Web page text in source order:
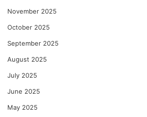
November 2025
October 2025
September 2025
August 2025
July 2025
June 2025
May 2025